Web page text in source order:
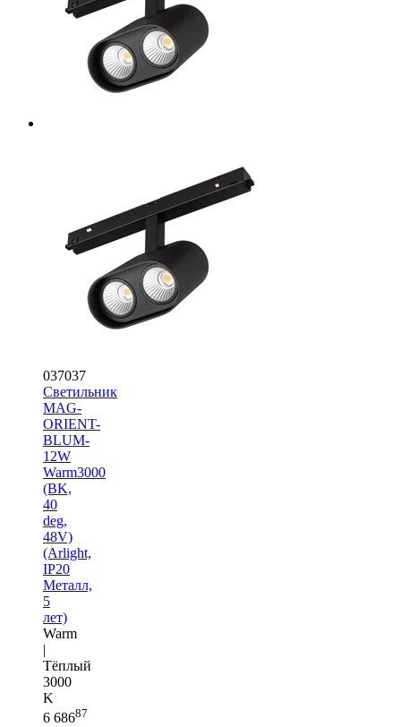
037037
Светильник
MAG-
ORIENT-
BLUM-
12W
Warm3000
(BK,
40
deg,
48V)
(Arlight,
IP20
Металл,
5
лет)
Warm
|
Тёплый
3000
K
6 68687